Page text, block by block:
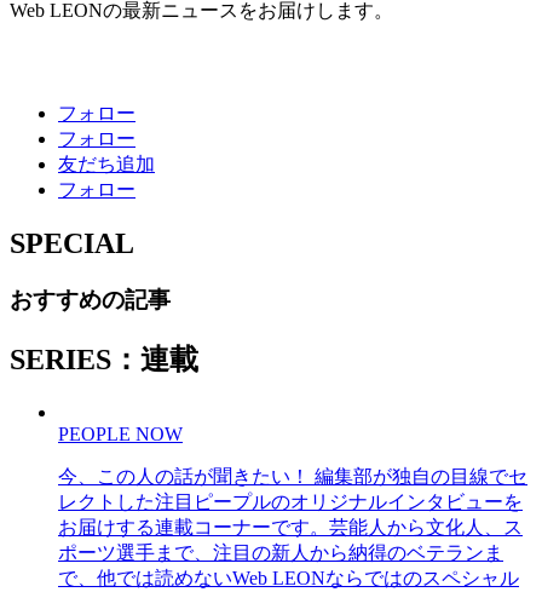
Web LEONの最新ニュースをお届けします。
フォロー
フォロー
友だち追加
フォロー
SPECIAL
おすすめの記事
SERIES：連載
PEOPLE NOW
今、この人の話が聞きたい！ 編集部が独自の目線でセ
レクトした注目ピープルのオリジナルインタビューを
お届けする連載コーナーです。芸能人から文化人、ス
ポーツ選手まで、注目の新人から納得のベテランま
で、他では読めないWeb LEONならではのスペシャル